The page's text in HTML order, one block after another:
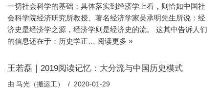
一切社会科学的基础；具体落实到经济学上看，则恰如中国社
会科学院经济研究所教授、著名经济学家吴承明先生所说：经
济史是经济学之源，经济学则是经济史的流。 这其中告诉人们
的信息还在于：历史学正… 阅读更多 »
王若磊｜2019阅读记忆：大分流与中国历史模式
由 马光（搬运工） 2020-01-29